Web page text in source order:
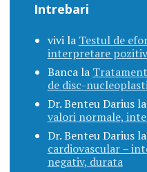
Intrebari
vivila Testul de
interpretare
Bancala
de disc-
Dr. Benteu Dariusla
valori normale,
Dr. Benteu Dariusla
cardiovascular –
negativ, durata